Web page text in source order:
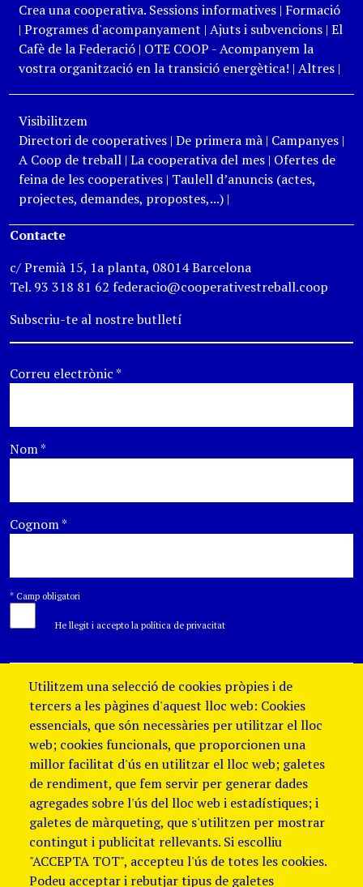
Crea una cooperativa. Sessions informatives| Formació
| Programes d'acompanyament | Ajuts i subvencions| El
Cafè de la Federació| OTE COOP - Acompanyem la
vostra organització en la transició energètica! | Altres|
Visibilitzem
Directori de cooperatives| De primera mà| Campanyes|
A Coop de treball| La cooperativa del mes| Ofertes de
feina de les cooperatives| Taulell d’anuncis (actes,
projectes, demandes, propostes,...)|
Contacte
c/ Premià 15, 1a planta, 08014 Barcelona
Tel. 93 318 81 62 federacio@cooperativestreball.coop
Subscriu-te al nostre butlletí
Correu electrònic*
Nom*
Cognom*
* Camp obligatori
He llegit i accepto la política de privacitat
Utilitzem una selecció de cookies pròpies i de
tercers a les pàgines d'aquest lloc web: Cookies
essencials, que són necessàries per utilitzar el lloc
web; cookies funcionals, que proporcionen una
millor facilitat d'ús en utilitzar el lloc web; galetes
de rendiment, que fem servir per generar dades
agregades sobre l'ús del lloc web i estadístiques; i
galetes de màrqueting, que s'utilitzen per mostrar
contingut i publicitat rellevants. Si escolliu
"ACCEPTA TOT", accepteu l'ús de totes les cookies.
Podeu acceptar i rebutjar tipus de galetes